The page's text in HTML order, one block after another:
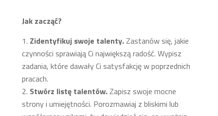
Jak zacząć?
Zidentyfikuj swoje talenty.Zastanów się, jakie
czynności sprawiają Ci największą radość. Wypisz
zadania, które dawały Ci satysfakcję w poprzednich
pracach.
Stwórz listę talentów.Zapisz swoje mocne
strony i umiejętności. Porozmawiaj z bliskimi lub